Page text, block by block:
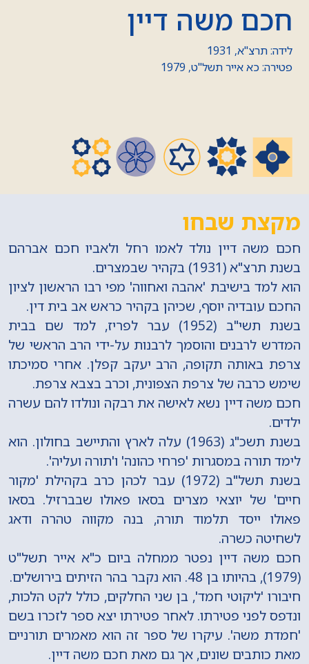
חכם משה דיין
לידה: תרצ"א, 1931
פטירה: כא אייר תשל"ט, 1979
מקצת שבחו
חכם משה דיין נולד לאמו רחל ולאביו חכם אברהם
בשנת תרצ"א (1931) בקהיר שבמצרים.
הוא למד בישיבת 'אהבה ואחווה' מפי רבו הראשון לציון
החכם עובדיה יוסף, שכיהן בקהיר כראש אב בית דין.
בשנת תשי"ב (1952) עבר לפריז, למד שם בבית
המדרש לרבנים והוסמך לרבנות על-ידי הרב הראשי של
צרפת באותה תקופה, הרב יעקב קפלן. אחרי סמיכתו
שימש כרבה של צרפת הצפונית, וכרב בצבא צרפת.
חכם משה דיין נשא לאישה את רבקה ונולדו להם עשרה
ילדים.
בשנת תשכ"ג (1963) עלה לארץ והתיישב בחולון. הוא
לימד תורה במסגרות 'פרחי כהונה' ו'תורה ועליה'.
בשנת תשל"ב (1972) עבר לכהן כרב בקהילת 'מקור
חיים' של יוצאי מצרים בסאו פאולו שבברזיל. בסאו
פאולו ייסד תלמוד תורה, בנה מקווה טהרה ודאג
לשחיטה כשרה.
חכם משה דיין נפטר ממחלה ביום כ"א אייר תשל"ט
(1979), בהיותו בן 48. הוא נקבר בהר הזיתים בירושלים.
חיבורו 'ליקוטי חמד', בן שני החלקים, כולל לקט הלכות,
ונדפס לפני פטירתו. לאחר פטירתו יצא ספר לזכרו בשם
'חמדת משה'. עיקרו של ספר זה הוא מאמרים תורניים
מאת כותבים שונים, אך גם מאת חכם משה דיין.